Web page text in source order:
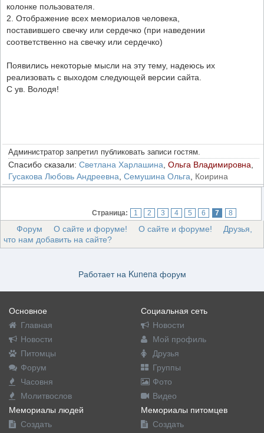
колонке пользователя.
2. Отображение всех мемориалов человека,
поставившего свечку или сердечко (при наведении
соответственно на свечку или сердечко)
Появились некоторые мысли на эту тему, надеюсь их
реализовать с выходом следующей версии сайта.
С ув. Володя!
Администратор запретил публиковать записи гостям.
Спасибо сказали: Светлана Харлашина Ольга Владимировна
Гусакова Любовь Андреевна Семушина Ольга Коирина
Страница: 1 2 3 4 5 6 7 8
Форум О сайте и форуме! О сайте и форуме!
Друзья,
что нам добавить на сайте?
Работает на Kunena форум
Основное
Главная
Новости
Питомцы
Форум
Часовня
Молитвослов
Социальная сеть
Новости
Мой профиль
Друзья
Группы
Фото
Видео
Мемориалы людей
Создать
Мемориалы питомцев
Создать